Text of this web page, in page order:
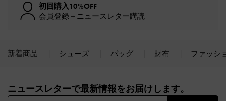
初回購入10%OFF
会員登録＋ニュースレター購読
新着商品 シューズ バッグ 財布 ファッシ
ニュースレターで最新情報をお届けします。​